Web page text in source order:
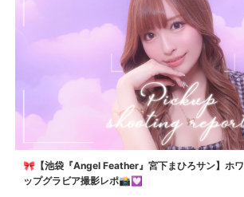
🎀【池袋『Angel Feather』宮下まひろサン】ホ
ップグラビア撮影レポ📸💟